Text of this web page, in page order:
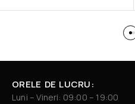
ORELE DE LUCRU:
Luni – Vineri: 09:00 – 19:00